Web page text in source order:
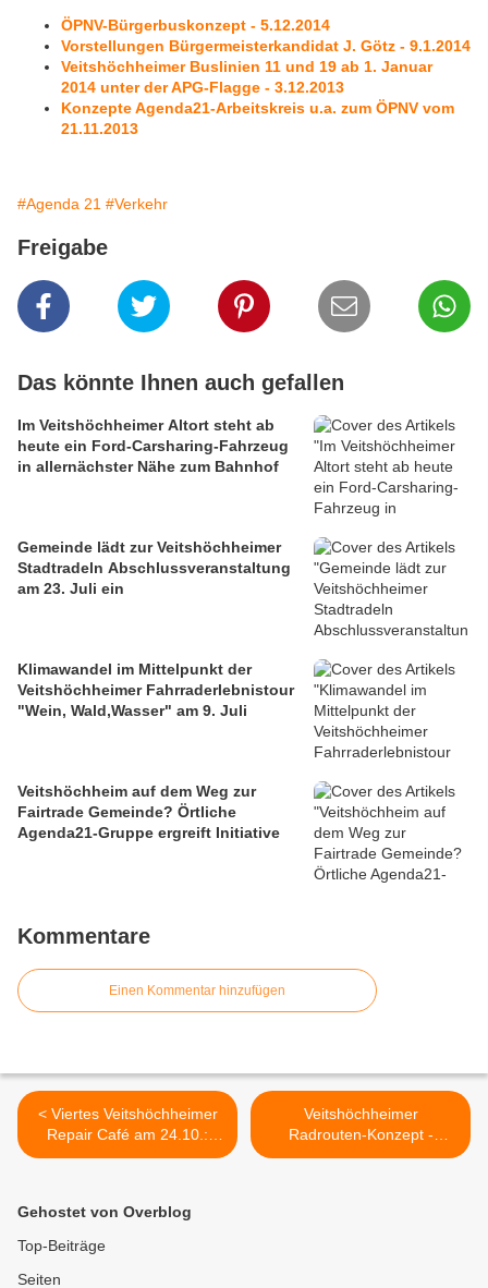
ÖPNV-Bürgerbuskonzept - 5.12.2014
Vorstellungen Bürgermeisterkandidat J. Götz - 9.1.2014
Veitshöchheimer Buslinien 11 und 19 ab 1. Januar
2014 unter der APG-Flagge - 3.12.2013
Konzepte Agenda21-Arbeitskreis u.a. zum ÖPNV vom
21.11.2013
#Agenda 21 #Verkehr
Freigabe
Das könnte Ihnen auch gefallen
Im Veitshöchheimer Altort steht ab
heute ein Ford-Carsharing-Fahrzeug
in allernächster Nähe zum Bahnhof
Gemeinde lädt zur Veitshöchheimer
Stadtradeln Abschlussveranstaltung
am 23. Juli ein
Klimawandel im Mittelpunkt der
Veitshöchheimer Fahrraderlebnistour
"Wein, Wald,Wasser" am 9. Juli
Veitshöchheim auf dem Weg zur
Fairtrade Gemeinde? Örtliche
Agenda21-Gruppe ergreift Initiative
Kommentare
Einen Kommentar hinzufügen
< Viertes Veitshöchheimer
Repair Café am 24.10.:
Defekten und Macken wird
wegwerfen“ ist das Motto
der Selbsthilfewerkstatt
Veitshöchheimer
Radrouten-Konzept -
Gemeinde lädt zum
Gehostet von Overblog
Top-Beiträge
Seiten